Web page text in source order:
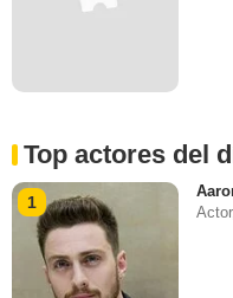
Top actores del
1